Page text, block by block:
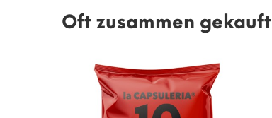
Oft zusammen gekauft